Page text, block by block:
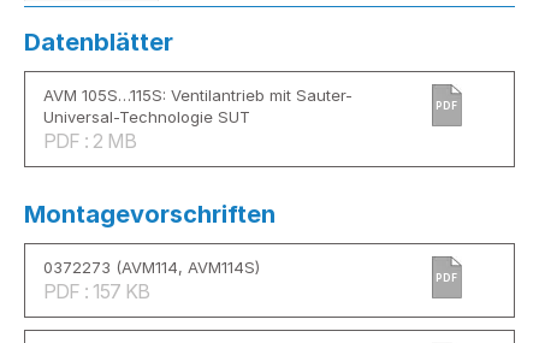
Datenblätter
AVM 105S…115S: Ventilantrieb mit Sauter-
Universal-Technologie SUT
PDF : 2 MB
PDF
Montagevorschriften
0372273 (AVM114, AVM114S)
PDF : 157 KB
PDF